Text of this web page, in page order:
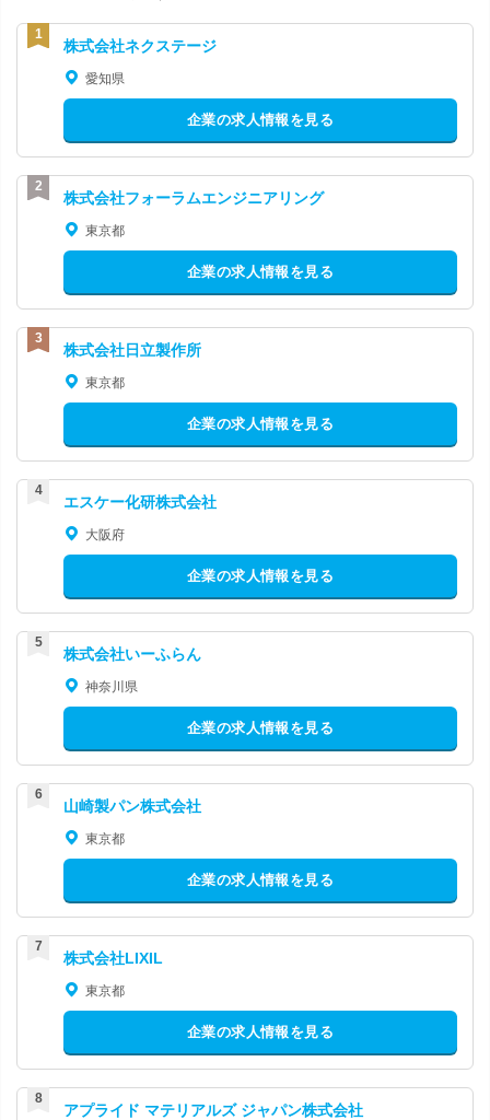
株式会社ネクステージ
愛知県
企業の求人情報を見る
株式会社フォーラムエンジニアリング
東京都
企業の求人情報を見る
株式会社日立製作所
東京都
企業の求人情報を見る
エスケー化研株式会社
大阪府
企業の求人情報を見る
株式会社いーふらん
神奈川県
企業の求人情報を見る
山崎製パン株式会社
東京都
企業の求人情報を見る
株式会社LIXIL
東京都
企業の求人情報を見る
アプライド マテリアルズ ジャパン株式会社